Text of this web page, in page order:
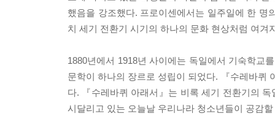
했음을 강조했다. 프로이센에서는 일주일에 한
치 세기 전환기 시기의 하나의 문화 현상처럼 여겨
1880년에서 1918년 사이에는 독일에서 기숙학교
문학이 하나의 장르로 성립이 되었다. 『수레바퀴
다. 『수레바퀴 아래서』는 비록 세기 전환기의
시달리고 있는 오늘날 우리나라 청소년들이 공감